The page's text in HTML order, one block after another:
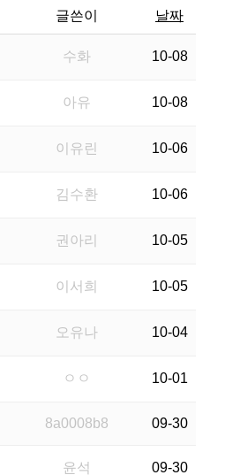
글쓴이 날짜
수화 10-08
아유 10-08
이유린 10-06
김수환 10-06
권아리 10-05
이서희 10-05
오유나 10-04
ㅇㅇ 10-01
8a0008b8 09-30
윤석 09-30